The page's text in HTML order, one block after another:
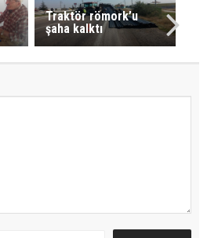
Traktör römork’u
şaha kalktı